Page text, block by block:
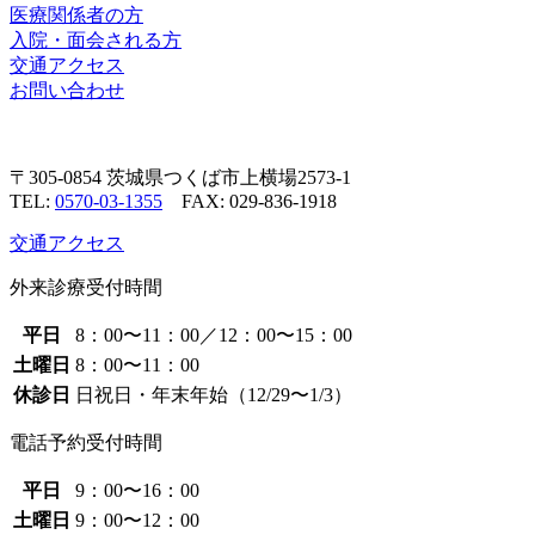
医療関係者の方
入院・面会される方
交通アクセス
お問い合わせ
〒305-0854 茨城県つくば市上横場2573-1
TEL: 0570-03-1355 FAX: 029-836-1918
交通アクセス
外来診療受付時間
平日
8：00〜11：00／12：00〜15：00
土曜日 8：00〜11：00
休診日
日祝日・年末年始（12/29〜1/3）
電話予約受付時間
平日
9：00〜16：00
土曜日 9：00〜12：00